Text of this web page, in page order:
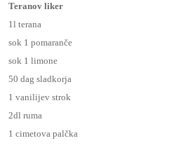
Teranov liker
1l terana
sok 1 pomaranče
sok 1 limone
50 dag sladkorja
1 vanilijev strok
2dl ruma
1 cimetova palčka